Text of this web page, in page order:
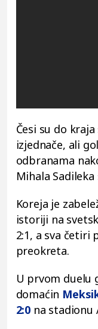
Česi su do
izjednače, ali
odbranama
Mihala
Koreja je
istoriji na
2:1, a sva četiri
preokreta.
U prvom duelu
domaćin
2:0na stadionu